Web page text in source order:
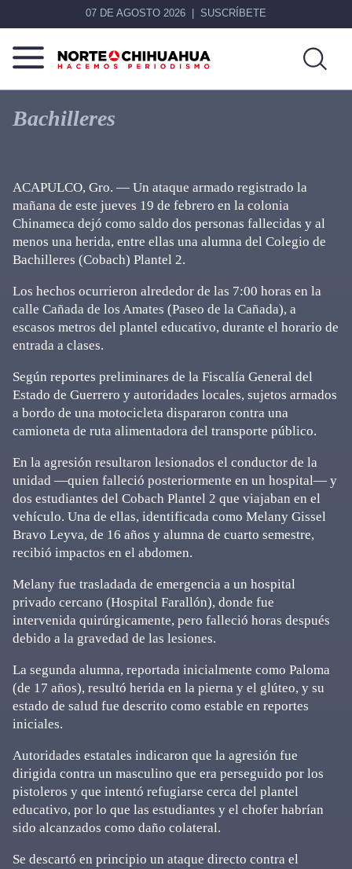
07 DE AGOSTO 2026 SUSCRÍBETE
Norte
De
Chihuahua
Más
que
noticias,
Bachilleres
ACAPULCO, Gro. — Un ataque armado registrado la
mañana de este jueves 19 de febrero en la colonia
Chinameca dejó como saldo dos personas fallecidas y al
menos una herida, entre ellas una alumna del Colegio de
Bachilleres (Cobach) Plantel 2.
Los hechos ocurrieron alrededor de las 7:00 horas en la
calle Cañada de los Amates (Paseo de la Cañada), a
escasos metros del plantel educativo, durante el horario de
entrada a clases.
Según reportes preliminares de la Fiscalía General del
Estado de Guerrero y autoridades locales, sujetos armados
a bordo de una motocicleta dispararon contra una
camioneta de ruta alimentadora del transporte público.
En la agresión resultaron lesionados el conductor de la
unidad —quien falleció posteriormente en un hospital— y
dos estudiantes del Cobach Plantel 2 que viajaban en el
vehículo. Una de ellas, identificada como Melany Gissel
Bravo Leyva, de 16 años y alumna de cuarto semestre,
recibió impactos en el abdomen.
Melany fue trasladada de emergencia a un hospital
privado cercano (Hospital Farallón), donde fue
intervenida quirúrgicamente, pero falleció horas después
debido a la gravedad de las lesiones.
La segunda alumna, reportada inicialmente como Paloma
(de 17 años), resultó herida en la pierna y el glúteo, y su
estado de salud fue descrito como estable en reportes
iniciales.
Autoridades estatales indicaron que la agresión fue
dirigida contra un masculino que era perseguido por los
pistoleros y que intentó refugiarse cerca del plantel
educativo, por lo que las estudiantes y el chofer habrían
sido alcanzados como daño colateral.
Se descartó en principio un ataque directo contra el